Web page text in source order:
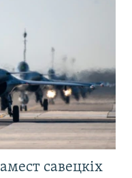
савецкіх